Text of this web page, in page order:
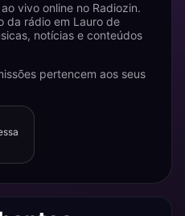
vivo online no Radiozin.
da rádio em Lauro de
notícias e conteúdos
pertencem aos seus